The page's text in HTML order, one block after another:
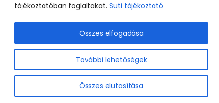
tájékoztatóban foglaltakat. Süti tájékoztató
További lehetőségek
Összes elutasítása
Összes elfogadása
Copyright © H A R I C O M P Kft. Minden jog fenntartva.